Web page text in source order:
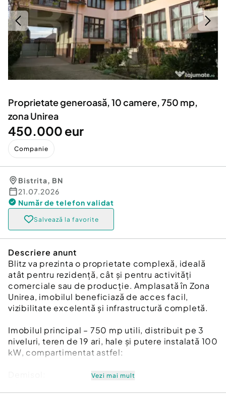
Servicii
Animale de companie
Afaceri și echipamente profesionale
Inchiriere Bunuri si Vehicule
Utilaje agricole si industriale
Piese auto si accesorii
Dacia Duster
Proprietate generoasă, 10 camere, 750 mp,
zona Unirea
450.000 eur
Companie
Bistrita, BN
21.07.2026
Număr de telefon validat
Salvează la favorite
Descriere anunt
Blitz va prezinta o proprietate complexă, ideală
atât pentru rezidență, cât și pentru activități
comerciale sau de producție. Amplasată în Zona
Unirea, imobilul beneficiază de acces facil,
vizibilitate excelentă și infrastructură completă.
Imobilul principal – 750 mp utili, distribuit pe 3
niveluri, teren de 19 ari, hale și putere instalată 100
kW, compartimentat astfel:
Vezi mai mult